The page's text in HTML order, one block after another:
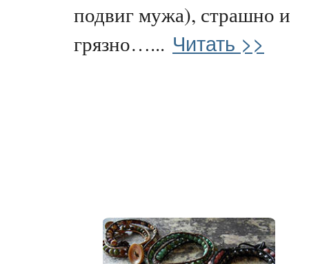
подвиг мужа), страшно и
грязно…... Читать >>